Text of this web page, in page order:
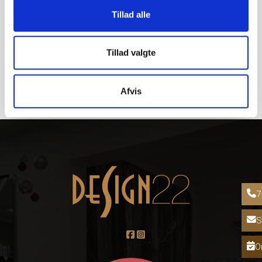
Tillad alle
Tillad valgte
Afvis
hos Design22